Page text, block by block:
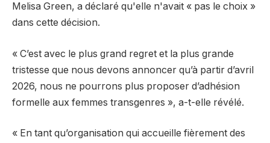
Melisa Green, a déclaré qu'elle n'avait « pas le choix »
dans cette décision.
« C’est avec le plus grand regret et la plus grande
tristesse que nous devons annoncer qu’à partir d’avril
2026, nous ne pourrons plus proposer d’adhésion
formelle aux femmes transgenres », a-t-elle révélé.
« En tant qu’organisation qui accueille fièrement des